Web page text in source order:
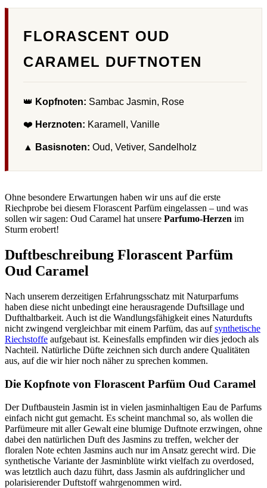
FLORASCENT OUD
CARAMEL DUFTNOTEN
👑 Kopfnoten: Sambac Jasmin, Rose
❤️ Herznoten: Karamell, Vanille
▲ Basisnoten: Oud, Vetiver, Sandelholz
Ohne besondere Erwartungen haben wir uns auf die erste
Riechprobe bei diesem Florascent Parfüm eingelassen – und was
sollen wir sagen: Oud Caramel hat unsere Parfumo-Herzen im
Sturm erobert!
Duftbeschreibung Florascent Parfüm
Oud Caramel
Nach unserem derzeitigen Erfahrungsschatz mit Naturparfums
haben diese nicht unbedingt eine herausragende Duftsillage und
Dufthaltbarkeit. Auch ist die Wandlungsfähigkeit eines Naturdufts
nicht zwingend vergleichbar mit einem Parfüm, das aufsynthetische
Riechstoffe aufgebaut ist. Keinesfalls empfinden wir dies jedoch als
Nachteil. Natürliche Düfte zeichnen sich durch andere Qualitäten
aus, auf die wir hier noch näher zu sprechen kommen.
Die Kopfnote von Florascent Parfüm Oud Caramel
Der Duftbaustein Jasmin ist in vielen jasminhaltigen Eau de Parfums
einfach nicht gut gemacht. Es scheint manchmal so, als wollen die
Parfümeure mit aller Gewalt eine blumige Duftnote erzwingen, ohne
dabei den natürlichen Duft des Jasmins zu treffen, welcher der
floralen Note echten Jasmins auch nur im Ansatz gerecht wird. Die
synthetische Variante der Jasminblüte wirkt vielfach zu overdosed,
was letztlich auch dazu führt, dass Jasmin als aufdringlicher und
polarisierender Duftstoff wahrgenommen wird.